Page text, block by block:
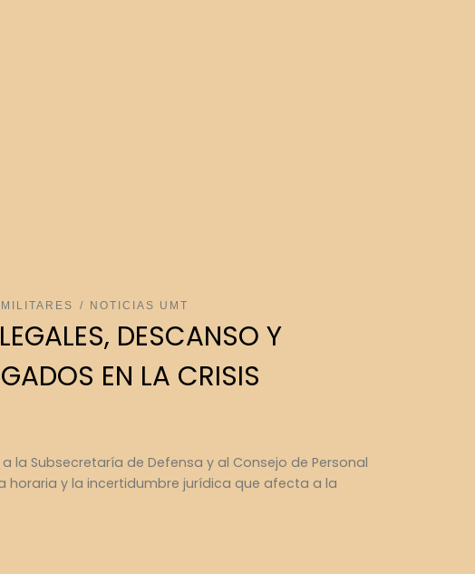
NOTICIAS UMT
DESCANSO Y
EN LA CRISIS
Subsecretaría de Defensa y al Consejo de Personal
horaria y la incertidumbre jurídica que afecta a la